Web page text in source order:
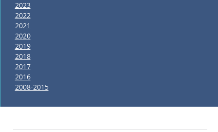
2023
2022
2021
2020
2019
2018
2017
2016
2008-2015